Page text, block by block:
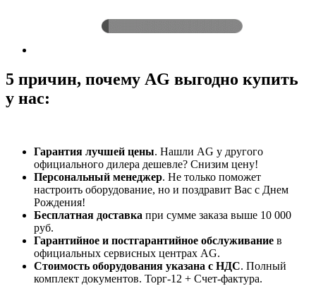
5 причин, почему AG выгодно купить
у нас:
Гарантия лучшей цены. Нашли AG у другого
официального дилера дешевле? Снизим цену!
Персональный менеджер. Не только поможет
настроить оборудование, но и поздравит Вас с Днем
Рождения!
Бесплатная доставка при сумме заказа выше 10 000
руб.
Гарантийное и постгарантийное обслуживание в
официальных сервисных центрах AG.
Стоимость оборудования указана с НДС. Полный
комплект документов. Торг-12 + Счет-фактура.​